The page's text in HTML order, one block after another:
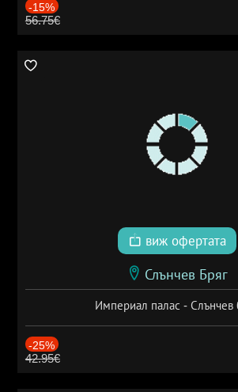
-15%
56.75€
виж офертата
Слънчев Бряг
Империал палас - Слънчев
-25%
42.95€